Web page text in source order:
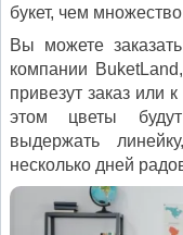
букет, чем
Вы можете
компании
привезут заказ или
этом цветы
выдержать
несколько дней